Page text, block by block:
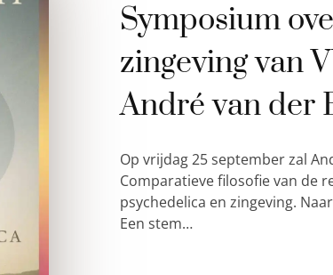
Symposium
zingeving van
André van der
Op vrijdag 25 september zal
Comparatieve filosofie van de
psychedelica en zingeving.
Een stem…